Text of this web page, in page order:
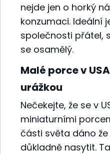
nejde jen o horký
konzumaci. Ideální
společnosti přátel,
se osamělý.
Malé porce v
urážkou
Nečekejte, že se v
miniaturními
části světa dáno
důkladně nasytit.